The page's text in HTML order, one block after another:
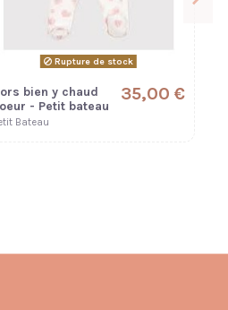
Rupture de stock
bien y chaud
- Petit bateau
Bateau
35,00 €